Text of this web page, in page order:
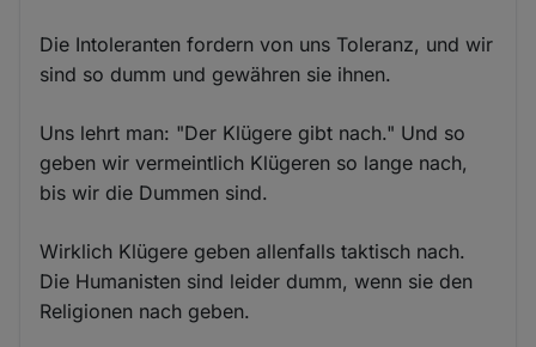
Die Intoleranten fordern von uns Toleranz, und wir
sind so dumm und gewähren sie ihnen.
Uns lehrt man: "Der Klügere gibt nach." Und so
geben wir vermeintlich Klügeren so lange nach,
bis wir die Dummen sind.
Wirklich Klügere geben allenfalls taktisch nach.
Die Humanisten sind leider dumm, wenn sie den
Religionen nach geben.